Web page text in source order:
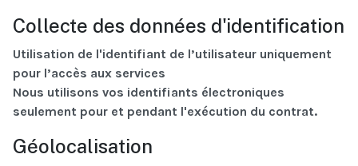
Collecte des données d'identification
Utilisation de l'identifiant de l’utilisateur uniquement
pour l’accès aux services
Nous utilisons vos identifiants électroniques
seulement pour et pendant l'exécution du contrat.
Géolocalisation